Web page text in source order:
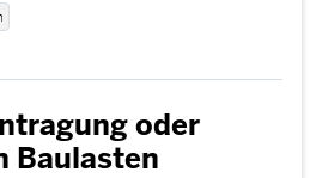
oder
Baulasten